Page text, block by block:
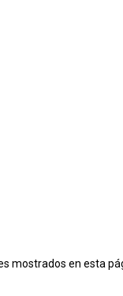
mostrados en esta